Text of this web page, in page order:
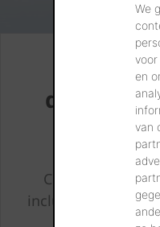
We
en
van
Consultez un
inclus dans notre